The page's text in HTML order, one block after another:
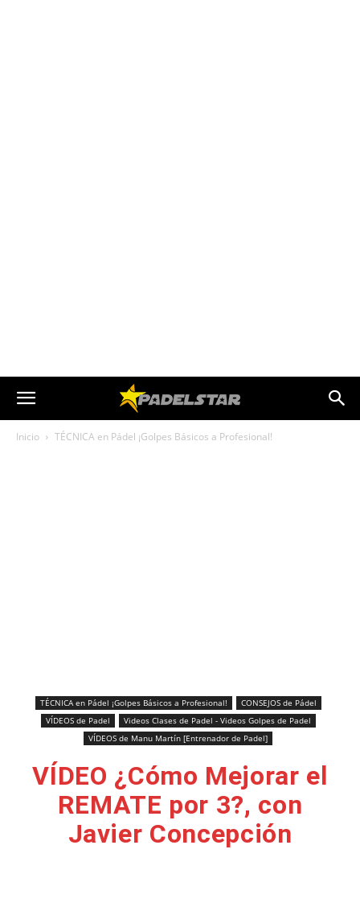
Inicio TÉCNICA en Pádel ¡Golpes Básicos a Profesional!
TÉCNICA en Pádel ¡Golpes Básicos a Profesional!
CONSEJOS de Pádel
VÍDEOS de Padel
Videos Clases de Padel - Videos Golpes de Padel
VÍDEOS de Manu Martín [Entrenador de Padel]
VÍDEO ¿Cómo Mejorar el
REMATE por 3?, con
Javier Concepción